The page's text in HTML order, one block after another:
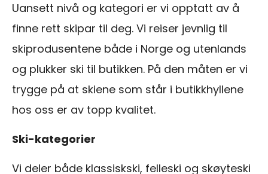
Uansett nivå og kategori er vi opptatt av å
finne rett skipar til deg. Vi reiser jevnlig til
skiprodusentene både i Norge og utenlands
og plukker ski til butikken. På den måten er vi
trygge på at skiene som står i butikkhyllene
hos oss er av topp kvalitet.
Ski-kategorier
Vi deler både klassiskski, felleski og skøyteski